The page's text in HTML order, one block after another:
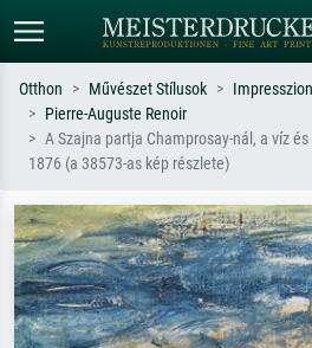
Alap keresés
Keressen művész, műcím vagy stílus
impresszionizmus, Hokusai-hullám,
akt.
Otthon Művészet Stílusok
Pierre-Auguste Renoir
A Szajna partja Champrosay-nál, a víz
1876 (a 38573-as kép részlete)